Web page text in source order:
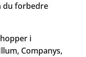
du forbedre
i
Companys,